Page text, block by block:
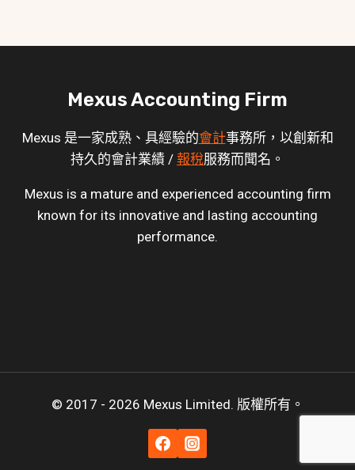
Mexus Accounting Firm
Mexus 是一家成熟、具經驗的會計事務所，以創新和
持久的會計業績 / 報稅服務而聞名。
Mexus is a mature and experienced accounting firm
known for its innovative and lasting accounting
performance.
© 2017 - 2026 Mexus Limited. 版權所有。